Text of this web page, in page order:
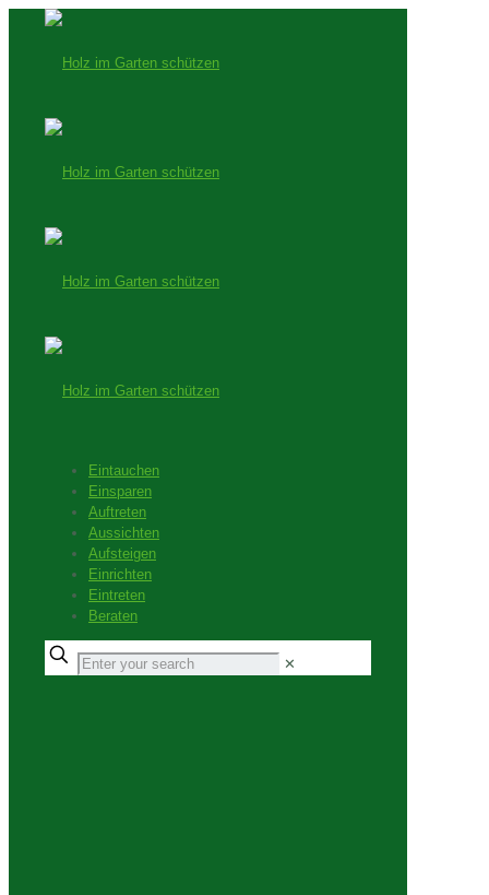
Eintauchen
Einsparen
Auftreten
Aussichten
Aufsteigen
Einrichten
Eintreten
Beraten
✕